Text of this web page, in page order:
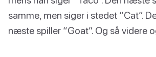
samme, men siger i stedet “Cat”.
næste spiller “Goat”. Og så videre